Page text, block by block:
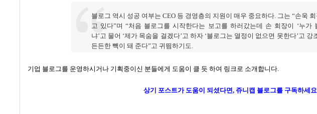
블로그 역시 성공 여부는 CEO 등 경영층의 지원이 매우 중요하다. 그는 “손욱
고 있다”며 “처음 블로그를 시작한다는 보고를 하러갔는데 손 회장이 ‘누가
냐’고 물어 ‘제가 목숨을 걸겠다’고 하자‘블로그는 열정이 없으면 못한다’고 강
든든한 빽이 돼 준다”고 귀띔하기도.
기업 블로그를 운영하시거나 기획중이신 분들에게 도움이 클 듯 하여 링크로 소개합니다.
상기 포스트가 도움이 되셨다면, 쥬니캡 블로그를 구독하세